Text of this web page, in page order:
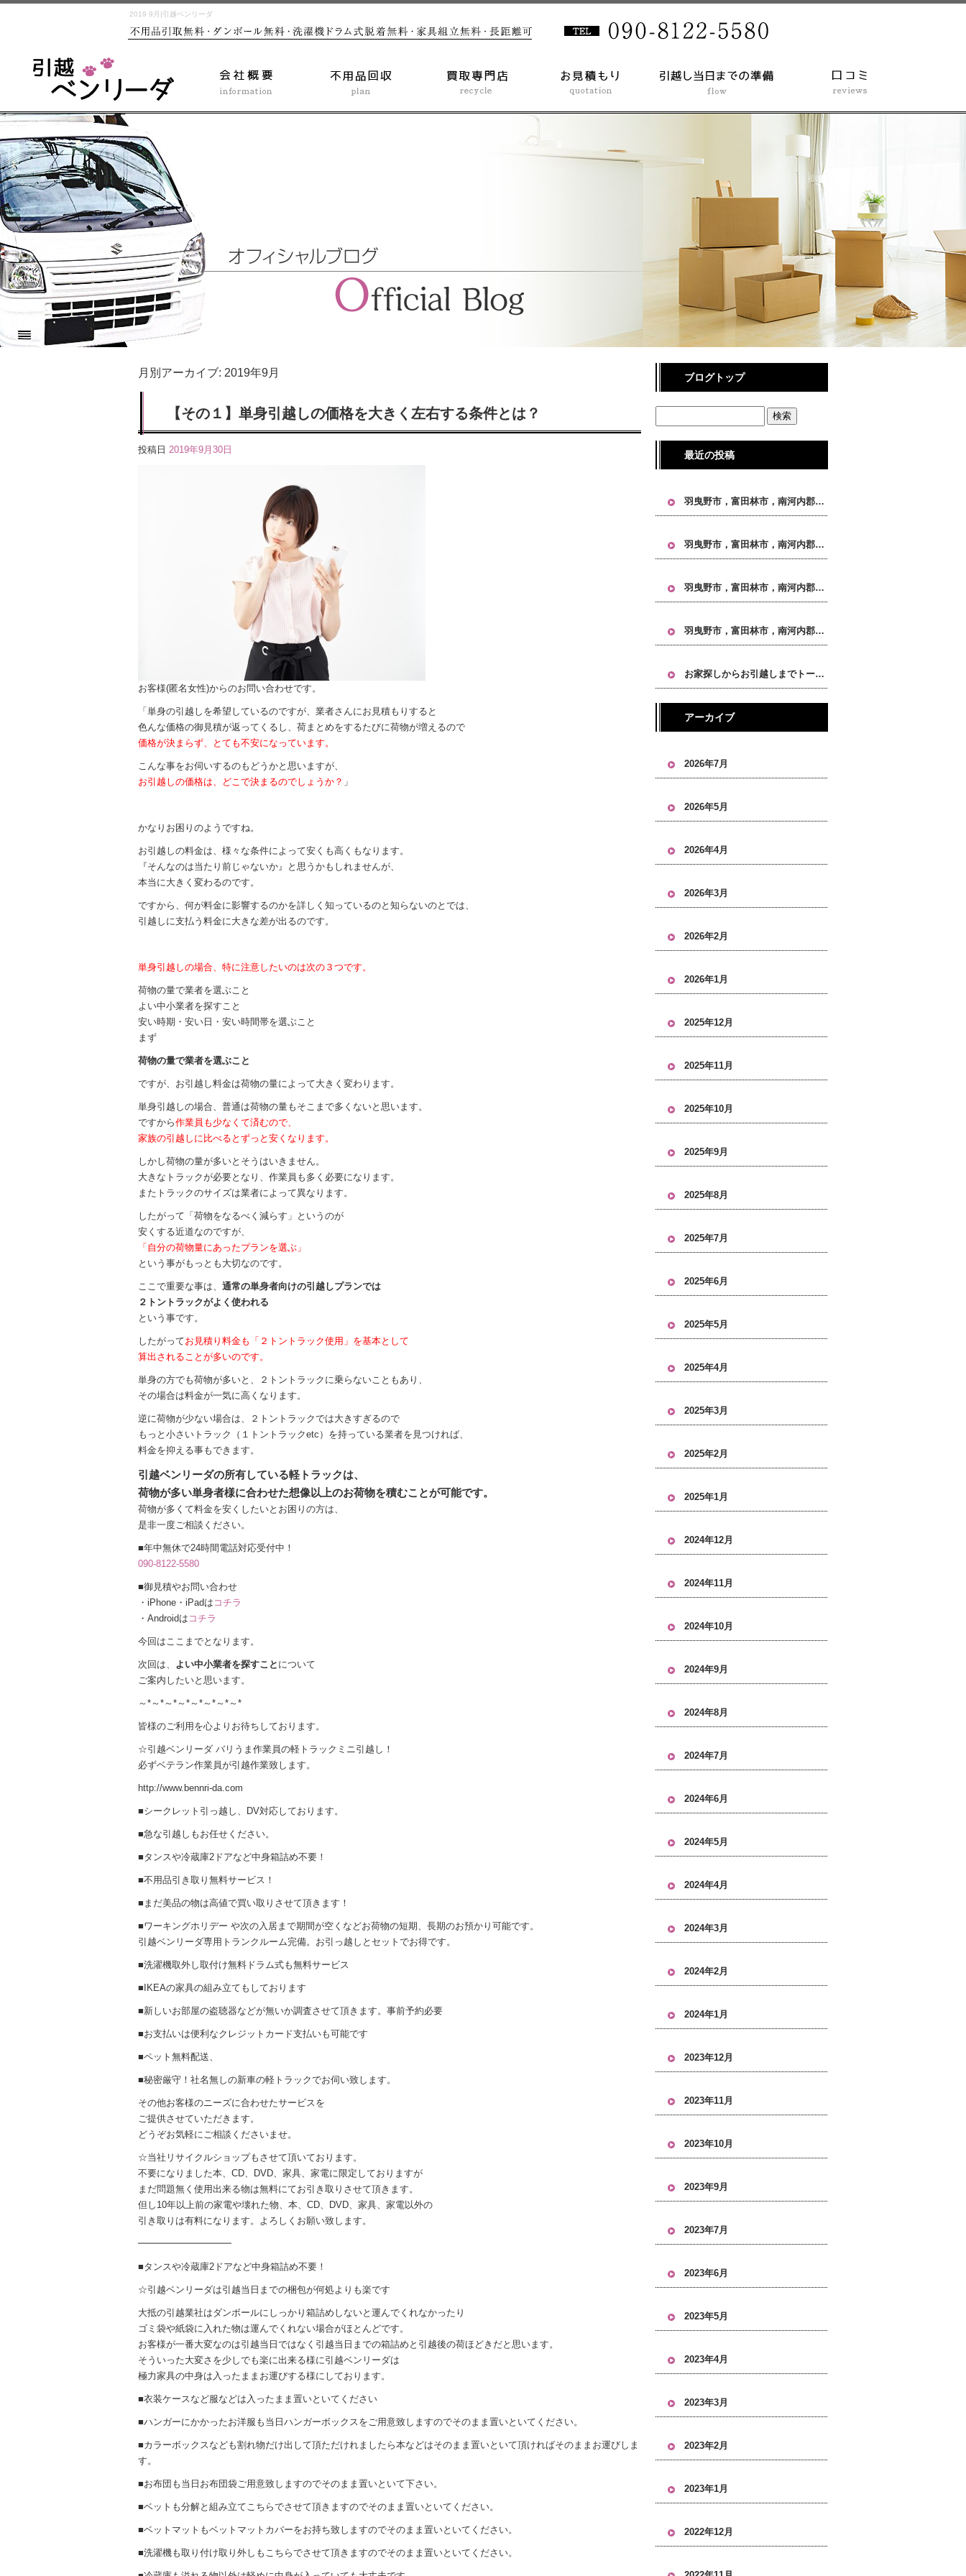
2019 9月|引越ベンリーダ
月別アーカイブ: 2019年9月
【その１】単身引越しの価格を大きく左右する条件とは？
投稿日 2019年9月30日
お客様(匿名女性)からのお問い合わせです。
「単身の引越しを希望しているのですが、業者さんにお見積もりすると
色んな価格の御見積が返ってくるし、荷まとめをするたびに荷物が増えるので
価格が決まらず、とても不安になっています。
こんな事をお伺いするのもどうかと思いますが、
お引越しの価格は、どこで決まるのでしょうか？ 」
かなりお困りのようですね。
お引越しの料金は、様々な条件によって安くも高くもなります。
『そんなのは当たり前じゃないか』と思うかもしれませんが、
本当に大きく変わるのです。
ですから、何が料金に影響するのかを詳しく知っているのと知らないのとでは、
引越しに支払う料金に大きな差が出るのです。
単身引越しの場合、特に注意したいのは次の３つです。
荷物の量で業者を選ぶこと
よい中小業者を探すこと
安い時期・安い日・安い時間帯を選ぶこと
まず
荷物の量で業者を選ぶこと
ですが、お引越し料金は荷物の量によって大きく変わります。
単身引越しの場合、普通は荷物の量もそこまで多くないと思います。
ですから作業員も少なくて済むので、
家族の引越しに比べるとずっと安くなります。
しかし荷物の量が多いとそうはいきません。
大きなトラックが必要となり、作業員も多く必要になります。
またトラックのサイズは業者によって異なります。
したがって「荷物をなるべく減らす」というのが
安くする近道なのですが、
「自分の荷物量にあったプランを選ぶ」
という事がもっとも大切なのです。
ここで重要な事は、 通常の単身者向けの引越しプランでは
２トントラックがよく使われる
という事です。
したがってお見積り料金も「２トントラック使用」を基本として
算出されることが多いのです。
単身の方でも荷物が多いと、２トントラックに乗らないこともあり、
その場合は料金が一気に高くなります。
逆に荷物が少ない場合は、２トントラックでは大きすぎるので
もっと小さいトラック（１トントラックetc）を持っている業者を見つければ、
料金を抑える事もできます。
引越ベンリーダの所有している軽トラックは、
荷物が多い単身者様に合わせた想像以上のお荷物を積むことが可能です。
荷物が多くて料金を安くしたいとお困りの方は、
是非一度ご相談ください。
■年中無休で24時間電話対応受付中！
090-8122-5580
■御見積やお問い合わせ
・iPhone・iPadは コチラ
・Androidは コチラ
今回はここまでとなります。
次回は、 よい中小業者を探すこと について
ご案内したいと思います。
～*～*～*～*～*～*～*～*
皆様のご利用を心よりお待ちしております。
☆引越ベンリーダ バリうま作業員の軽トラックミニ引越し！
必ずベテラン作業員が引越作業致します。
http://www.bennri-da.com
■シークレット引っ越し、DV対応しております。
■急な引越しもお任せください。
■タンスや冷蔵庫2ドアなど中身箱詰め不要！
■不用品引き取り無料サービス！
■まだ美品の物は高値で買い取りさせて頂きます！
■ワーキングホリデー や次の入居まで期間が空くなどお荷物の短期、長期のお預かり可能です。
引越ベンリーダ専用トランクルーム完備。お引っ越しとセットでお得です。
■洗濯機取外し取付け無料ドラム式も無料サービス
■IKEAの家具の組み立てもしております
■新しいお部屋の盗聴器などが無いか調査させて頂きます。事前予約必要
■お支払いは便利なクレジットカード支払いも可能です
■ペット無料配送、
■秘密厳守！社名無しの新車の軽トラックでお伺い致します。
その他お客様のニーズに合わせたサービスを
ご提供させていただきます。
どうぞお気軽にご相談くださいませ。
☆当社リサイクルショップもさせて頂いております。
不要になりました本、CD、DVD、家具、家電に限定しておりますが
まだ問題無く使用出来る物は無料にてお引き取りさせて頂きます。
但し10年以上前の家電や壊れた物、本、CD、DVD、家具、家電以外の
引き取りは有料になります。よろしくお願い致します。
━━━━━━━━━━
■タンスや冷蔵庫2ドアなど中身箱詰め不要！
☆引越ベンリーダは引越当日までの梱包が何処よりも楽です
大抵の引越業社はダンボールにしっかり箱詰めしないと運んでくれなかったり
ゴミ袋や紙袋に入れた物は運んでくれない場合がほとんどです。
お客様が一番大変なのは引越当日ではなく引越当日までの箱詰めと引越後の荷ほどきだと思います。
そういった大変さを少しでも楽に出来る様に引越ベンリーダは
極力家具の中身は入ったままお運びする様にしております。
■衣装ケースなど服などは入ったまま置いといてください
■ハンガーにかかったお洋服も当日ハンガーボックスをご用意致しますのでそのまま置いといてください。
■カラーボックスなども割れ物だけ出して頂ただけれましたら本などはそのまま置いといて頂ければそのままお運びしま
す。
■お布団も当日お布団袋ご用意致しますのでそのまま置いといて下さい。
■ベットも分解と組み立てこちらでさせて頂きますのでそのまま置いといてください。
■ベットマットもベットマットカバーをお持ち致しますのでそのまま置いといてください。
■洗濯機も取り付け取り外しもこちらでさせて頂きますのでそのまま置いといてください。
ブログトップ
最近の投稿
羽曳野市，富田林市，南河内郡，大阪 引越し, 大阪市 引越し, 大阪市24区 引越し, 不用品回収 大阪, 単身引越し 大阪, タワーマンション 引越し, IKEA家具 引越し
羽曳野市，富田林市，南河内郡，大阪 引越し, 大阪市 引越し, 大阪市24区 引越し, 不用品回収 大阪, 単身引越し 大阪, タワーマンション 引越し, IKEA家具 引越し
羽曳野市，富田林市，南河内郡，大阪 引越し, 大阪市 引越し, 大阪市24区 引越し, 不用品回収 大阪, 単身引越し 大阪, タワーマンション 引越し, IKEA家具 引越し
羽曳野市，富田林市，南河内郡，大阪 引越し, 大阪市 引越し, 大阪市24区 引越し, 不用品回収 大阪, 単身引越し 大阪, タワーマンション 引越し, IKEA家具 引越し
お家探しからお引越しまでトータルにお任せください！
アーカイブ
2026年7月
2026年5月
2026年4月
2026年3月
2026年2月
2026年1月
2025年12月
2025年11月
2025年10月
2025年9月
2025年8月
2025年7月
2025年6月
2025年5月
2025年4月
2025年3月
2025年2月
2025年1月
2024年12月
2024年11月
2024年10月
2024年9月
2024年8月
2024年7月
2024年6月
2024年5月
2024年4月
2024年3月
2024年2月
2024年1月
2023年12月
2023年11月
2023年10月
2023年9月
2023年7月
2023年6月
2023年5月
2023年4月
2023年3月
2023年2月
2023年1月
2022年12月